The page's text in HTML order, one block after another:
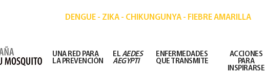
DENGUE - ZIKA - CHIKUNGUNYA - FIEBRE AMARILLA
ELAEDES
AEGYPTI
ENFERMEDADES
QUE TRANSMITE
UNA RED PARA
LA PREVENCIÓN
ACCIONES
PARA
INSPIRARSE